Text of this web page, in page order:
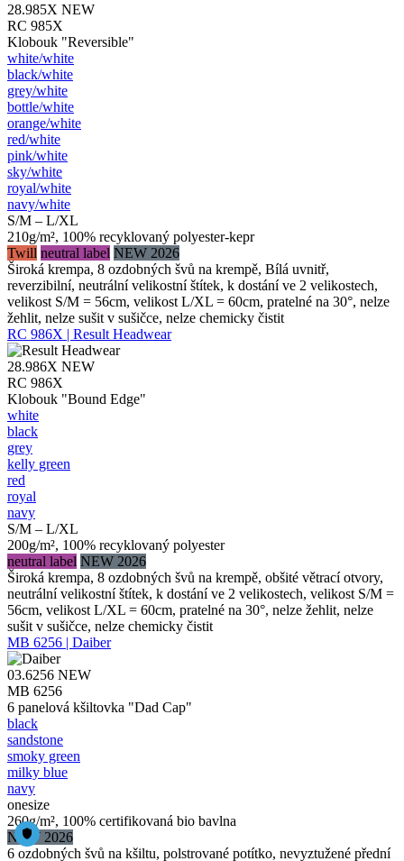
28.985X NEW
RC 985X
Klobouk "Reversible"
white/​white
black/​white
grey/​white
bottle/​white
orange/​white
red/​white
pink/​white
sky/​white
royal/​white
navy/​white
S/M – L/XL
210g/m², 100% recyklovaný polyester-kepr
Twill neutral label NEW 2026
Široká krempa, 8 ozdobných švů na krempě, Bílá uvnitř,
reverzibilní, neutrální velikostní štítek, k dostání ve 2 velikostech,
velikost S/M = 56cm, velikost L/XL = 60cm, pratelné na 30°, nelze
žehlit, nelze sušit v sušičce, nelze chemicky čistit
RC 986X | Result Headwear
28.986X NEW
RC 986X
Klobouk "Bound Edge"
white
black
grey
kelly green
red
royal
navy
S/M – L/XL
200g/m², 100% recyklovaný polyester
neutral label NEW 2026
Široká krempa, 8 ozdobných švů na krempě, obšité větrací otvory,
neutrální velikostní štítek, k dostání ve 2 velikostech, velikost S/M =
56cm, velikost L/XL = 60cm, pratelné na 30°, nelze žehlit, nelze
sušit v sušičce, nelze chemicky čistit
MB 6256 | Daiber
03.6256 NEW
MB 6256
6 panelová kšiltovka "Dad Cap"
black
sandstone
smoky green
milky blue
navy
onesize
260g/m², 100% certifikovaná bio bavlna
NEW 2026
6 ozdobných švů na kšiltu, polstrované potítko, nevyztužené přední